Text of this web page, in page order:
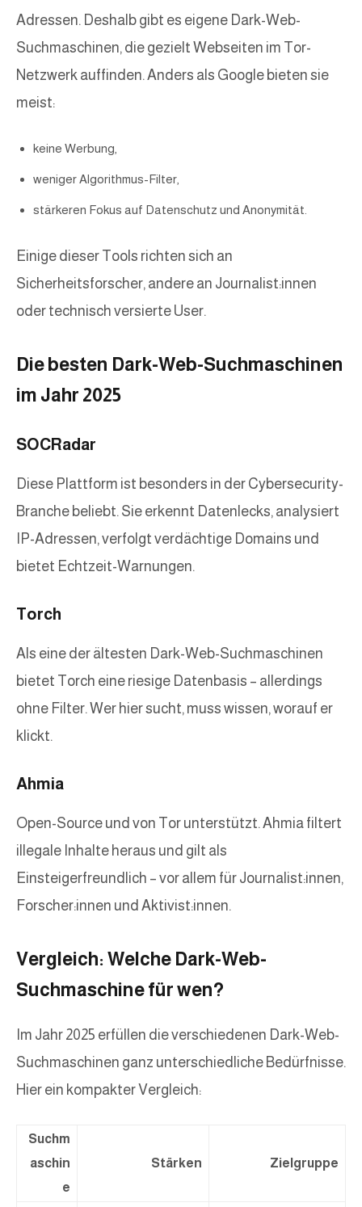
Adressen. Deshalb gibt es eigene Dark-Web-
Suchmaschinen, die gezielt Webseiten im Tor-
Netzwerk auffinden. Anders als Google bieten sie
meist:
keine Werbung,
weniger Algorithmus-Filter,
stärkeren Fokus auf Datenschutz und Anonymität.
Einige dieser Tools richten sich an
Sicherheitsforscher, andere an Journalist:innen
oder technisch versierte User.
Die besten Dark-Web-Suchmaschinen
im Jahr 2025
SOCRadar
Diese Plattform ist besonders in der Cybersecurity-
Branche beliebt. Sie erkennt Datenlecks, analysiert
IP-Adressen, verfolgt verdächtige Domains und
bietet Echtzeit-Warnungen.
Torch
Als eine der ältesten Dark-Web-Suchmaschinen
bietet Torch eine riesige Datenbasis – allerdings
ohne Filter. Wer hier sucht, muss wissen, worauf er
klickt.
Ahmia
Open-Source und von Tor unterstützt. Ahmia filtert
illegale Inhalte heraus und gilt als
Einsteigerfreundlich – vor allem für Journalist:innen,
Forscher:innen und Aktivist:innen.
Vergleich: Welche Dark-Web-
Suchmaschine für wen?
Im Jahr 2025 erfüllen die verschiedenen Dark-Web-
Suchmaschinen ganz unterschiedliche Bedürfnisse.
Hier ein kompakter Vergleich:
Suchm
aschin
e
Stärken Zielgruppe